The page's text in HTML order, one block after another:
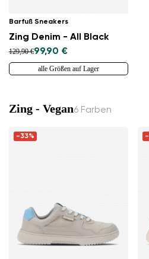
Barfuß Sneakers
Zing Denim - All Black
129,90 €99,90 €
alle Größen auf Lager
Zing - Vegan6 Farben
-33% -